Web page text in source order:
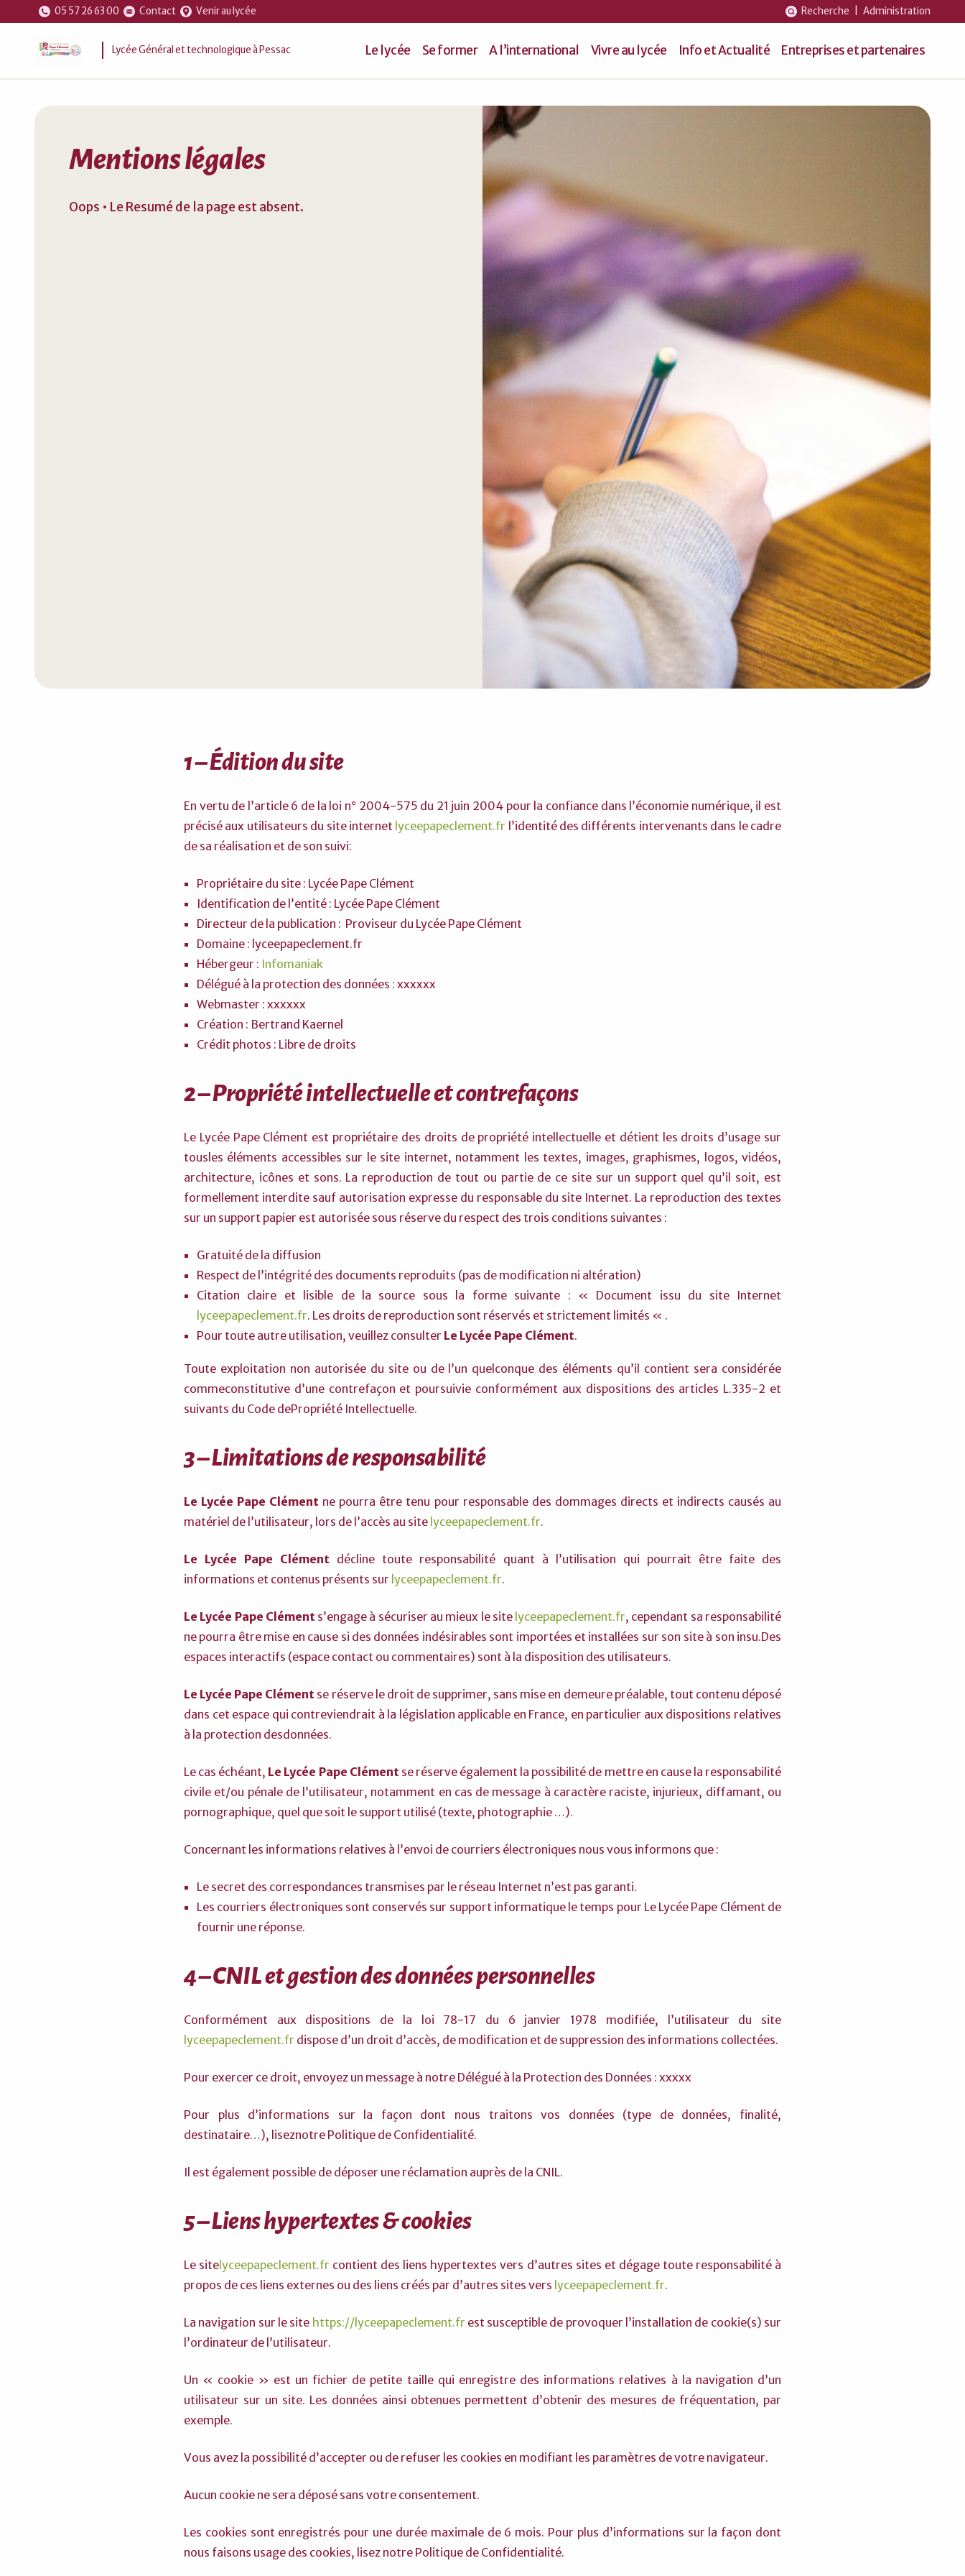
05 57 26 63 00 Contact Venir au lycée Recherche Administration
Lycée Général et technologique à Pessac Le lycée Se former A l’international Vivre au lycée Info et Actualité Entreprises et partenaires
Mentions légales
Oops • Le Resumé de la page est absent.
1 – Édition du site
En vertu de l’article 6 de la loi n° 2004-575 du 21 juin 2004 pour la confiance dans l’économie numérique, il est
précisé aux utilisateurs du site internet lyceepapeclement.fr l’identité des différents intervenants dans le cadre
de sa réalisation et de son suivi:
Propriétaire du site : Lycée Pape Clément
Identification de l’entité : Lycée Pape Clément
Directeur de la publication : Proviseur du Lycée Pape Clément
Domaine : lyceepapeclement.fr
Hébergeur : Infomaniak
Délégué à la protection des données : xxxxxx
Webmaster : xxxxxx
Création : Bertrand Kaernel
Crédit photos : Libre de droits
2 – Propriété intellectuelle et contrefaçons
Le Lycée Pape Clément est propriétaire des droits de propriété intellectuelle et détient les droits d’usage sur
tousles éléments accessibles sur le site internet, notamment les textes, images, graphismes, logos, vidéos,
architecture, icônes et sons. La reproduction de tout ou partie de ce site sur un support quel qu’il soit, est
formellement interdite sauf autorisation expresse du responsable du site Internet. La reproduction des textes
sur un support papier est autorisée sous réserve du respect des trois conditions suivantes :
Gratuité de la diffusion
Respect de l’intégrité des documents reproduits (pas de modification ni altération)
Citation claire et lisible de la source sous la forme suivante : « Document issu du site Internet
lyceepapeclement.fr. Les droits de reproduction sont réservés et strictement limités « .
Pour toute autre utilisation, veuillez consulter Le Lycée Pape Clément.
Toute exploitation non autorisée du site ou de l’un quelconque des éléments qu’il contient sera considérée
commeconstitutive d’une contrefaçon et poursuivie conformément aux dispositions des articles L.335-2 et
suivants du Code dePropriété Intellectuelle.
3 – Limitations de responsabilité
Le Lycée Pape Clément ne pourra être tenu pour responsable des dommages directs et indirects causés au
matériel de l’utilisateur, lors de l’accès au site lyceepapeclement.fr.
Le Lycée Pape Clément décline toute responsabilité quant à l’utilisation qui pourrait être faite des
informations et contenus présents sur lyceepapeclement.fr.
Le Lycée Pape Cléments’engage à sécuriser au mieux le site lyceepapeclement.fr, cependant sa responsabilité
ne pourra être mise en cause si des données indésirables sont importées et installées sur son site à son insu.Des
espaces interactifs (espace contact ou commentaires) sont à la disposition des utilisateurs.
Le Lycée Pape Clément se réserve le droit de supprimer, sans mise en demeure préalable, tout contenu déposé
dans cet espace qui contreviendrait à la législation applicable en France, en particulier aux dispositions relatives
à la protection desdonnées.
Le cas échéant, Le Lycée Pape Clémentse réserve également la possibilité de mettre en cause la responsabilité
civile et/ou pénale de l’utilisateur, notamment en cas de message à caractère raciste, injurieux, diffamant, ou
pornographique, quel que soit le support utilisé (texte, photographie …).
Concernant les informations relatives à l’envoi de courriers électroniques nous vous informons que :
Le secret des correspondances transmises par le réseau Internet n’est pas garanti.
Les courriers électroniques sont conservés sur support informatique le temps pour Le Lycée Pape Clément de
fournir une réponse.
4 – CNIL et gestion des données personnelles
Conformément aux dispositions de la loi 78-17 du 6 janvier 1978 modifiée, l’utilisateur du site
lyceepapeclement.fr dispose d’un droit d’accès, de modification et de suppression des informations collectées.
Pour exercer ce droit, envoyez un message à notre Délégué à la Protection des Données : xxxxx
Pour plus d’informations sur la façon dont nous traitons vos données (type de données, finalité,
destinataire…), liseznotre Politique de Confidentialité.
Il est également possible de déposer une réclamation auprès de la CNIL.
5 – Liens hypertextes & cookies
Le site lyceepapeclement.fr contient des liens hypertextes vers d’autres sites et dégage toute responsabilité à
propos de ces liens externes ou des liens créés par d’autres sites vers lyceepapeclement.fr.
La navigation sur le site https://lyceepapeclement.fr est susceptible de provoquer l’installation de cookie(s) sur
l’ordinateur de l’utilisateur.
Un « cookie » est un fichier de petite taille qui enregistre des informations relatives à la navigation d’un
utilisateur sur un site. Les données ainsi obtenues permettent d’obtenir des mesures de fréquentation, par
exemple.
Vous avez la possibilité d’accepter ou de refuser les cookies en modifiant les paramètres de votre navigateur.
Aucun cookie ne sera déposé sans votre consentement.
Les cookies sont enregistrés pour une durée maximale de 6 mois. Pour plus d’informations sur la façon dont
nous faisons usage des cookies, lisez notre Politique de Confidentialité.